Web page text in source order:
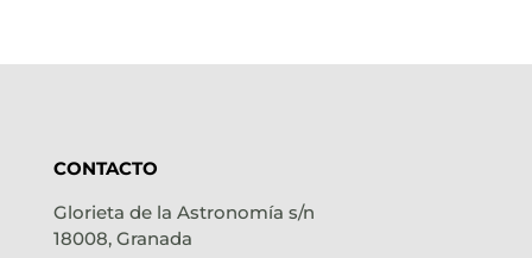
CONTACTO
Glorieta de la Astronomía s/n
18008, Granada